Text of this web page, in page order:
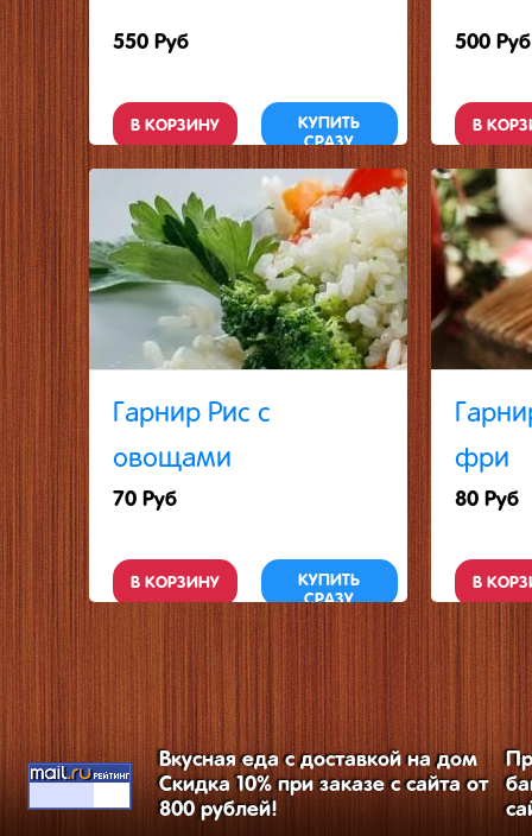
550 Руб
В КОРЗИНУ
КУПИТЬ
СРАЗУ
500 Руб
В
Гарнир Рис с
овощами
70 Руб
В КОРЗИНУ
КУПИТЬ
СРАЗУ
фри
80 Руб
В
Вкусная еда с доставкой на дом
Скидка 10% при заказе с сайта от
800 рублей!